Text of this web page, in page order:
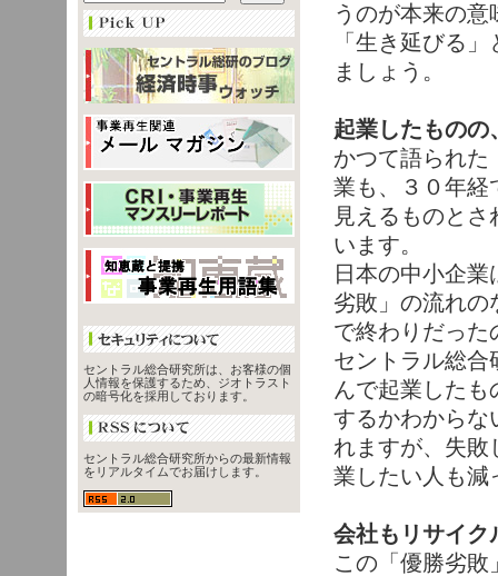
うのが本来の
「生き延びる
ましょう。
起業したものの
かつて語られた
業も、３０年経
見えるものと
います。
日本の中小企
劣敗」の流れの
で終わりだった
セントラル総合
んで起業した
するかわからな
れますが、失敗
業したい人も減
会社もリサイク
この「優勝劣
セントラル総合研究所は、お客様の個
人情報を保護するため、ジオトラスト
の暗号化を採用しております。
セントラル総合研究所からの最新情報
をリアルタイムでお届けします。